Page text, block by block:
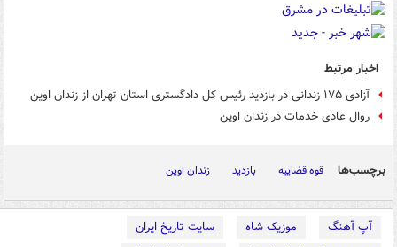
اخبار مرتبط
آزادی ۱۷۵ زندانی در بازدید رئیس کل دادگستری استان تهران از زندان اوین
روال عادی خدمات در زندان اوین
برچسب‌ها قوه قضاییه بازدید زندان اوین
آپ آهنگ موزیک شاه
سایت تاریخ ایران